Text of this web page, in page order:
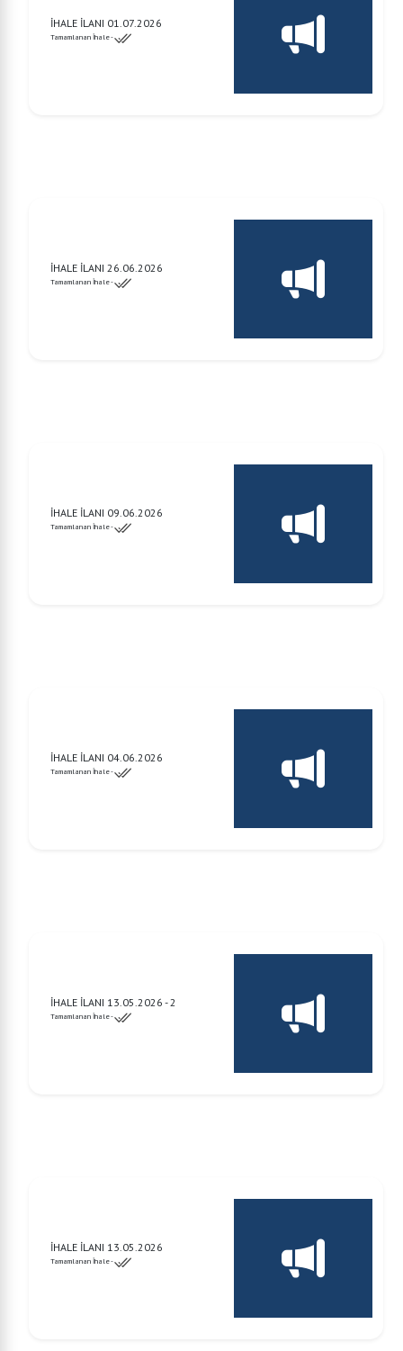
İHALE İLANI 01.07.2026
Tamamlanan İhale -
İHALE İLANI 26.06.2026
Tamamlanan İhale -
İHALE İLANI 09.06.2026
Tamamlanan İhale -
İHALE İLANI 04.06.2026
Tamamlanan İhale -
İHALE İLANI 13.05.2026 - 2
Tamamlanan İhale -
İHALE İLANI 13.05.2026
Tamamlanan İhale -